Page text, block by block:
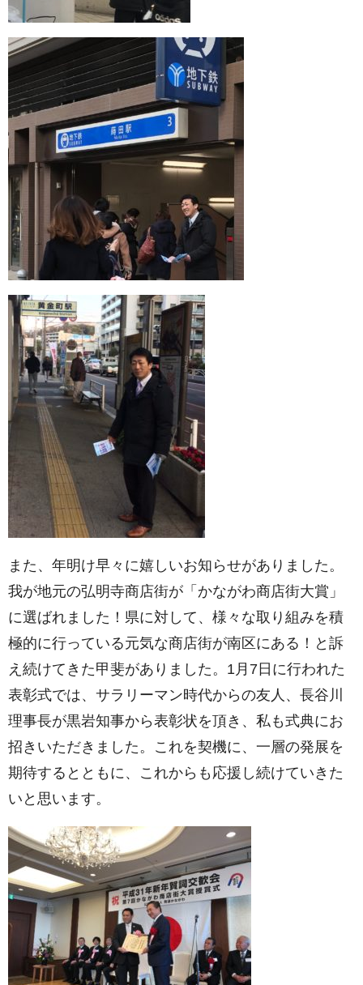
また、年明け早々に嬉しいお知らせがありました。
我が地元の弘明寺商店街が「かながわ商店街大賞」
に選ばれました！県に対して、様々な取り組みを積
極的に行っている元気な商店街が南区にある！と訴
え続けてきた甲斐がありました。1月7日に行われた
表彰式では、サラリーマン時代からの友人、長谷川
理事長が黒岩知事から表彰状を頂き、私も式典にお
招きいただきました。これを契機に、一層の発展を
期待するとともに、これからも応援し続けていきた
いと思います。